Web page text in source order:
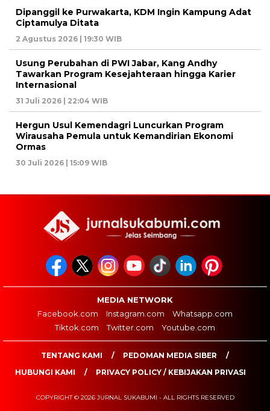
Dipanggil ke Purwakarta, KDM Ingin Kampung Adat
Ciptamulya Ditata
2 Agustus 2026 | 19:30 WIB
Usung Perubahan di PWI Jabar, Kang Andhy
Tawarkan Program Kesejahteraan hingga Karier
Internasional
31 Juli 2026 | 22:04 WIB
Hergun Usul Kemendagri Luncurkan Program
Wirausaha Pemula untuk Kemandirian Ekonomi
Ormas
30 Juli 2026 | 15:09 WIB
MEDIA NETWORK
Facebook.com
Instagram.com
Whatsapp.com
Tiktok.com
Twitter.com Youtube.com
TENTANG KAMI
PEDOMAN MEDIA SIBER
HUBUNGI KAMI
PRIVACY POLICY / KEBIJAKAN PRIVASI
COPYRIGHT © 2026 JURNAL SUKABUMI - ALL RIGHTS RESERVED